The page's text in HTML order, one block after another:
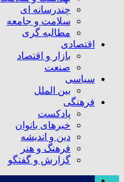
چندرسانه ای
سلامت و جامعه
مطالبه گری
اقتصادی
بازار و اقتصاد
صنعت
سیاسی
بین الملل
فرهنگی
پادکست
خبرهای بانوان
دین و اندیشه
فرهنگ و هنر
گزارش و گفتگو